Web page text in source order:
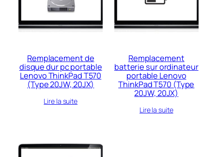
Remplacement de
disque dur pc portable
Lenovo ThinkPad T570
(Type 20JW, 20JX)
Lire la suite
Remplacement
batterie sur ordinateur
portable Lenovo
ThinkPad T570 (Type
20JW, 20JX)
Lire la suite